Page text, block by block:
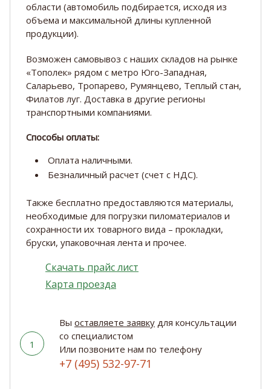
области (автомобиль подбирается, исходя из
объема и максимальной длины купленной
продукции).
Возможен самовывоз с наших складов на рынке
«Тополек» рядом с метро Юго-Западная,
Саларьево, Тропарево, Румянцево, Теплый стан,
Филатов луг. Доставка в другие регионы
транспортными компаниями.
Способы оплаты:
Оплата наличными.
Безналичный расчет (счет с НДС).
Также бесплатно предоставляются материалы,
необходимые для погрузки пиломатериалов и
сохранности их товарного вида – прокладки,
бруски, упаковочная лента и прочее.
Скачать прайс лист
Карта проезда
1
Вы оставляете заявку для консультации
со специалистом
Или позвоните нам по телефону
+7 (495) 532-97-71